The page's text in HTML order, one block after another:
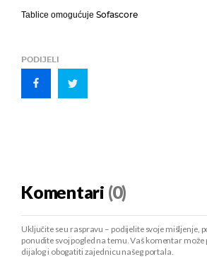
Tablice omogućuje Sofascore
PODIJELI
Komentari (0)
Uključite se u raspravu – podijelite svoje mišljenje,
ponudite svoj pogled na temu. Vaš komentar
dijalog i obogatiti zajednicu našeg portala.